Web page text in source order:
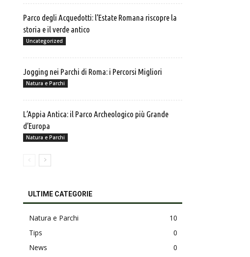
Parco degli Acquedotti: l’Estate Romana riscopre la
storia e il verde antico
Uncategorized
Jogging nei Parchi di Roma: i Percorsi Migliori
Natura e Parchi
L’Appia Antica: il Parco Archeologico più Grande
d’Europa
Natura e Parchi
ULTIME CATEGORIE
Natura e Parchi
10
Tips
0
News
0